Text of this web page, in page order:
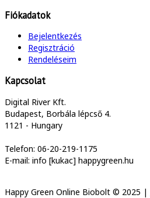
Fiókadatok
Bejelentkezés
Regisztráció
Rendeléseim
Kapcsolat
Digital River Kft.
Budapest, Borbála lépcső 4.
1121 - Hungary
Telefon: 06-20-219-1175
E-mail: info [kukac] happygreen.hu
Happy Green Online Biobolt © 2025 |